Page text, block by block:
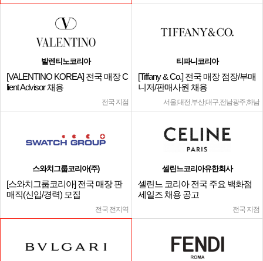
발렌티노코리아
[VALENTINO KOREA] 전국 매장 C
lient Advisor 채용
전국 지점
티파니코리아
[Tiffany & Co.] 전국 매장 점장/부매
니저/판매사원 채용
서울,대전,부산,대구,전남광주,하남
스와치그룹코리아(주)
[스와치그룹코리아] 전국 매장 판
매직(신입/경력) 모집
전국 전지역
셀린느코리아유한회사
셀린느 코리아 전국 주요 백화점
세일즈 채용 공고
전국 지점